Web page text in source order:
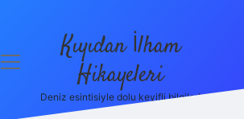
menüyü
Kıyıdan İlham
Hikayeleri
Deniz esintisiyle dolu keyifli bilgiler!